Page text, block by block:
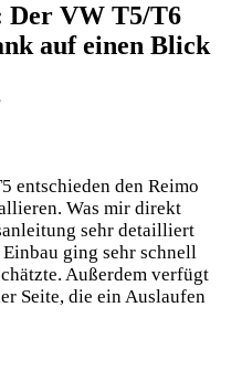
Der VW T5/T6
auf einen Blick
entschieden den Reimo
Was mir direkt
sehr detailliert
ging sehr schnell
Außerdem verfügt
Seite, die ein Auslaufen